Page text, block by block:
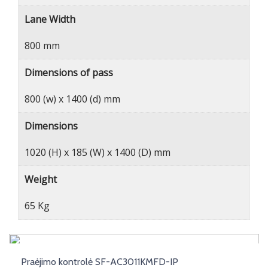
Lane Width
800 mm
Dimensions of pass
800 (w) x 1400 (d) mm
Dimensions
1020 (H) x 185 (W) x 1400 (D) mm
Weight
65 Kg
Praėjimo kontrolė SF-AC3011KMFD-IP